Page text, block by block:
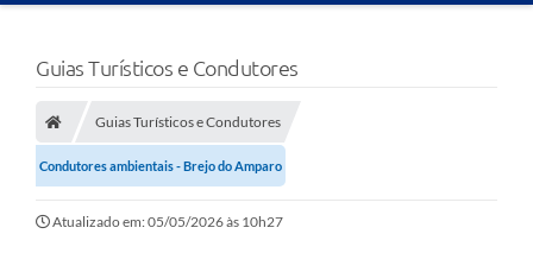
A Nossa Cidade
Secretarias
Editais
Tributos
Guias Turísticos e Condutores
Guias Turísticos e Condutores
Condutores ambientais - Brejo do Amparo
Atualizado em: 05/05/2026 às 10h27